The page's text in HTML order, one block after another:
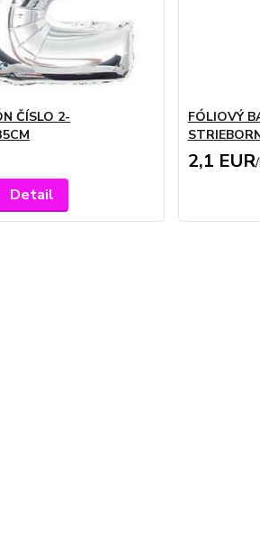
ČÍSLO 2-
Detail
FÓLIOVÝ
2,1 EUR/